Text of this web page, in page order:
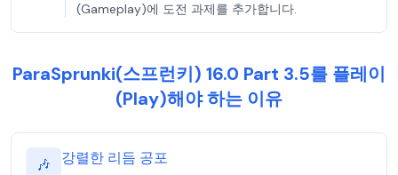
(Gameplay)에 도전 과제를 추가합니다.
ParaSprunki(스프런키) 16.0 Part 3.5를 플레이
(Play)해야 하는 이유
🎶 강렬한 리듬 공포